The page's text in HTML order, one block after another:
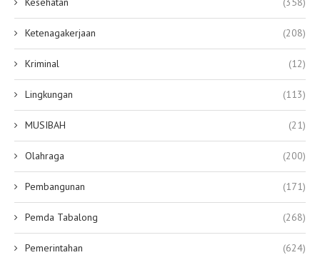
Ketenagakerjaan (208)
Kriminal (12)
Lingkungan (113)
MUSIBAH (21)
Olahraga (200)
Pembangunan (171)
Pemda Tabalong (268)
Pemerintahan (624)